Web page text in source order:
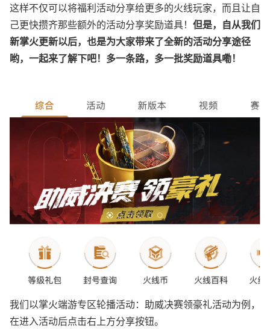
这样不仅可以将福利活动分享给更多的火线玩家，而且让自
己更快攒齐那些额外的活动分享奖励道具！ 但是，自从我们
新掌火更新以后，也是为大家带来了全新的活动分享途径
哟，一起来了解下吧！多一条路，多一批奖励道具嘞！
我们以掌火端游专区轮播活动：助威决赛领豪礼活动为例，
在进入活动后点击右上方分享按钮。